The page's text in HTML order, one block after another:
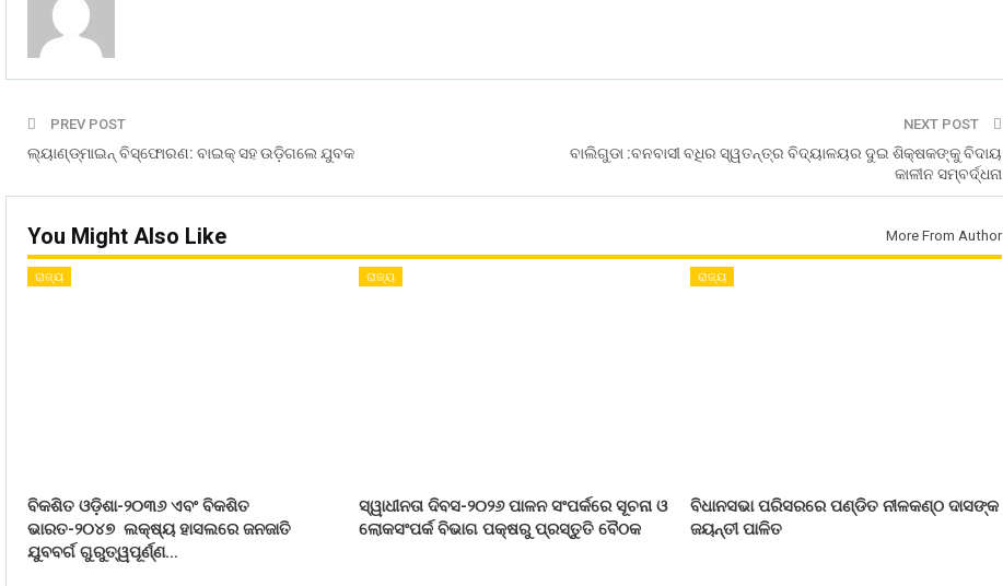
PREV POST
ଲ୍ୟାଣ୍ଡ୍‍ମାଇନ୍‍ ବିସ୍ଫୋରଣ: ବାଇକ୍‍ ସହ ଉଡ଼ିଗଲେ ଯୁବକ
NEXT POST
ବାଲିଗୁଡା :ବନବାସୀ ବଧିର ସ୍ୱତନ୍ତ୍ର ବିଦ୍ୟାଳୟର ଦୁଇ ଶିକ୍ଷକଙ୍କୁ ବିଦାୟ
କାଳୀନ ସମ୍ବର୍ଦ୍ଧନା
You Might Also Like More From Author
ରାଜ୍ୟ
ବିକଶିତ ଓଡ଼ିଶା-୨୦୩୬ ଏବଂ ବିକଶିତ
ଭାରତ-୨୦୪୭ ଲକ୍ଷ୍ୟ ହାସଲରେ ଜନଜାତି
ଯୁବବର୍ଗ ଗୁରୁତ୍ୱପୂର୍ଣ୍ଣ…
ରାଜ୍ୟ
ସ୍ୱାଧୀନତା ଦିବସ-୨୦୨୬ ପାଳନ ସଂପର୍କରେ ସୂଚନା ଓ
ଲୋକସଂପର୍କ ବିଭାଗ ପକ୍ଷରୁ ପ୍ରସ୍ତୁତି ବୈଠକ
ରାଜ୍ୟ
ବିଧାନସଭା ପରିସରରେ ପଣ୍ଡିତ ନୀଳକଣ୍ଠ ଦାସଙ୍କ
ଜୟନ୍ତୀ ପାଳିତ